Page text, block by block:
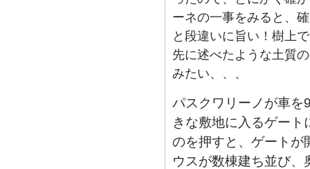
ーネの一事をみると、
と段違いに旨い！樹上
先に述べたような土質
みたい、、、
パスクワリーノが車を
きな敷地に入るゲー
のを押すと、ゲートが
ウスが数棟建ち並び